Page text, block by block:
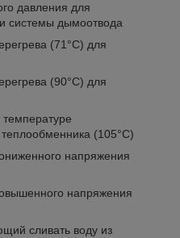
давления для
системы дымоотвода
(71°C) для
(90°C) для
(105°C)
напряжения
напряжения
сливать воду из